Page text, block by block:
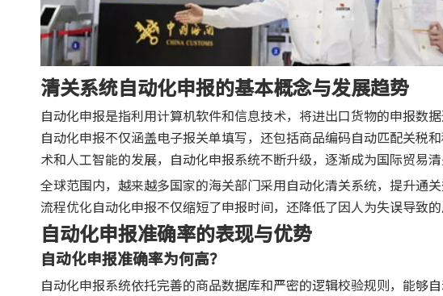
清关系统自动化申报的基本概念与发展趋势
自动化申报是指利用计算机软件和信息技术，将进出口货物的申报数
自动化申报不仅涵盖电子报关单填写，还包括商品编码自动匹配关税
术和人工智能的发展，自动化申报系统不断升级，逐渐成为国际贸易
全球范围内，越来越多国家的海关部门采用自动化清关系统，提升通
流程优化自动化申报不仅缩短了申报时间，还降低了因人为失误导致
自动化申报准确率的表现与优势
自动化申报准确率为何高？
自动化申报系统依托完善的商品数据库和严密的逻辑校验规则，能够